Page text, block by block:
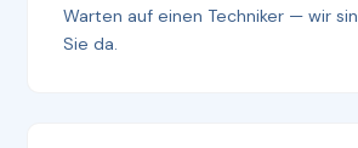
Warten auf einen Techniker — wir
Sie da.